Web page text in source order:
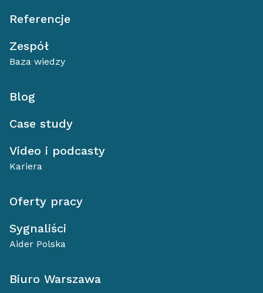
Referencje
Zespół
Baza wiedzy
Blog
Case study
Video i podcasty
Kariera
Oferty pracy
Sygnaliści
Aider Polska
Biuro Warszawa